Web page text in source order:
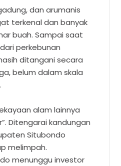
dan arumanis
terkenal dan banyak
buah. Sampai saat
perkebunan
ditangani secara
belum dalam skala
alam lainnya
Ditengarai kandungan
Situbondo
melimpah.
menunggu investor